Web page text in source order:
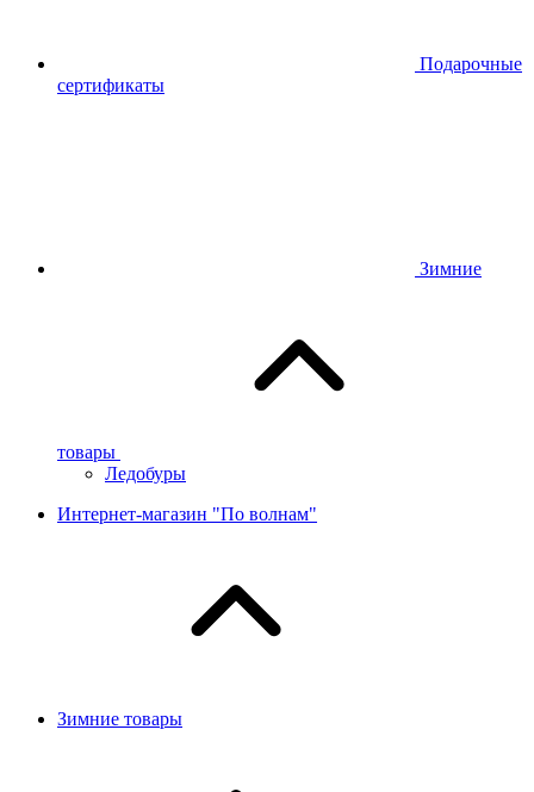
Подарочные
сертификаты
Зимние
товары
Ледобуры
Интернет-магазин "По волнам"
Зимние товары